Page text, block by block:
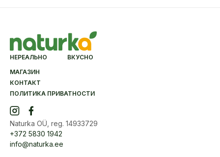
НЕРЕАЛЬНО ВКУСНО
МАГАЗИН
КОНТАКТ
ПОЛИТИКА ПРИВАТНОСТИ
Naturka OÜ, reg. 14933729
+372 5830 1942
info@naturka.ee